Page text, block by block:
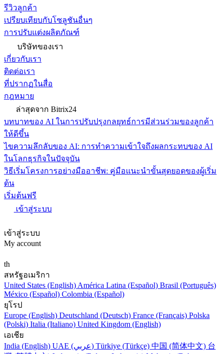
รีวิวลูกค้า
เปรียบเทียบกับโซลูชันอื่นๆ
การปรับแต่งผลิตภัณฑ์
บริษัทของเรา
เกี่ยวกับเรา
ติดต่อเรา
ที่ปรากฏในสื่อ
กฎหมาย
ล่าสุดจาก Bitrix24
บทบาทของ AI ในการปรับปรุงกลยุทธ์การมีส่วนร่วมของลูกค้า
ให้ดีขึ้น
ไขความลึกลับของ AI: การทำความเข้าใจถึงผลกระทบของ AI
ในโลกธุรกิจในปัจจุบัน
วิธีเริ่มโครงการอย่างมืออาชีพ: คู่มือแนะนำขั้นสุดยอดของผู้เริ่ม
ต้น
เริ่มต้นฟรี
เข้าสู่ระบบ
เข้าสู่ระบบ
My account
th
สหรัฐอเมริกา
United States (English) América Latina (Español) Brasil (Português)
México (Español) Colombia (Español)
ยุโรป
Europe (English) Deutschland (Deutsch) France (Français) Polska
(Polski) Italia (Italiano) United Kingdom (English)
เอเชีย
India (English)
UAE (عربي) Türkiye (Türkçe) 中国 (简体中文) 台